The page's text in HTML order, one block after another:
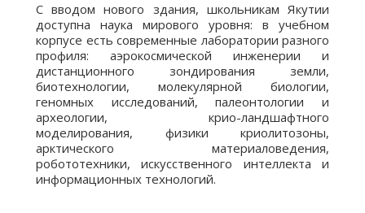
С вводом нового здания, школьникам Якутии
доступна наука мирового уровня: в учебном
корпусе есть современные лаборатории разного
профиля: аэрокосмической инженерии и
дистанционного зондирования земли,
биотехнологии, молекулярной биологии,
геномных исследований, палеонтологии и
археологии, крио-ландшафтного
моделирования, физики криолитозоны,
арктического материаловедения,
робототехники, искусственного интеллекта и
информационных технологий.